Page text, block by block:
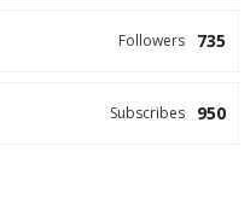
735
Followers
950
Subscribes